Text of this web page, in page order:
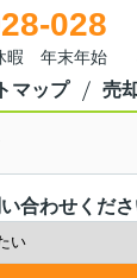
028
暇 年末年始
マップ 売
合わせくだ